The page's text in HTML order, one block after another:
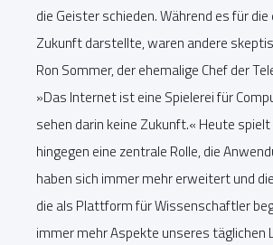
die Geister schieden. Während es für die
Zukunft darstellte, waren andere
Ron Sommer, der ehemalige Chef der
»Das Internet ist eine Spielerei für
sehen darin keine Zukunft.« Heute
hingegen eine zentrale Rolle, die
haben sich immer mehr erweitert und
die als Plattform für Wissenschaftler
immer mehr Aspekte unseres täglichen